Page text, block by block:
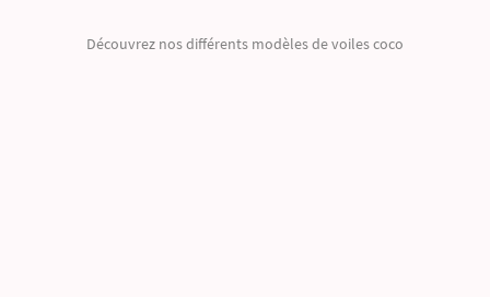
Découvrez nos différents modèles de voiles coco